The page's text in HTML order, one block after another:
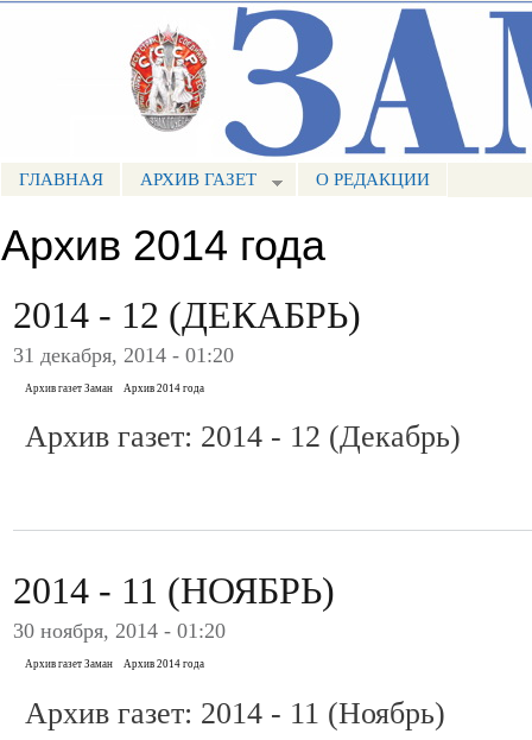
Портал СМИ КБР
МЕНЮ ЗАМАН
ГЛАВНАЯ АРХИВ ГАЗЕТ О РЕДАКЦИИ
Архив 2014 года
2014 - 12 (ДЕКАБРЬ)
31 декабря, 2014 - 01:20
Архив газет Заман Архив 2014 года
Архив газет: 2014 - 12 (Декабрь)
2014 - 11 (НОЯБРЬ)
30 ноября, 2014 - 01:20
Архив газет Заман Архив 2014 года
Архив газет: 2014 - 11 (Ноябрь)